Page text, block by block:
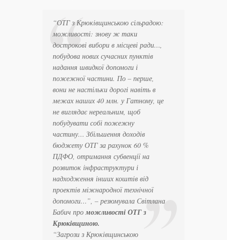
“ОТГ з Крюківщинською сільрадою:
можливості: знову ж таки
дострокові вибори в місцеві ради…,
побудова нових сучасних пунктів
надання швидкої допомоги і
пожежної частини. По – перше,
вони не настільки дорогі навіть в
межах наших 40 млн. у Гатному, це
не виглядає нереальним, щоб
побудувати собі пожежну
частину… Збільшення доходів
бюджету ОТГ за рахунок 60 %
ПДФО, отримання субвенції на
розвиток інфраструктури і
надходження інших коштів від
проектів міжнародної технічної
допомоги…”, – резюмувала Світлана
Бабич проможливості ОТГ з
Крюківщиною.
“Загрози з Крюківщинською